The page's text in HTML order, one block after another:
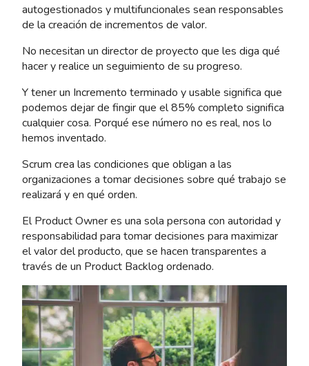
autogestionados y multifuncionales sean responsables
de la creación de incrementos de valor.
No necesitan un director de proyecto que les diga qué
hacer y realice un seguimiento de su progreso.
Y tener un Incremento terminado y usable significa que
podemos dejar de fingir que el 85% completo significa
cualquier cosa. Porqué ese número no es real, nos lo
hemos inventado.
Scrum crea las condiciones que obligan a las
organizaciones a tomar decisiones sobre qué trabajo se
realizará y en qué orden.
El Product Owner es una sola persona con autoridad y
responsabilidad para tomar decisiones para maximizar
el valor del producto, que se hacen transparentes a
través de un Product Backlog ordenado.